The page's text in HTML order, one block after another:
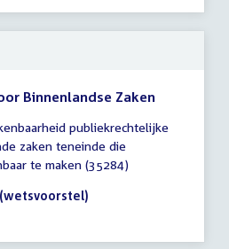
Binnenlandse Zaken
publiekrechtelijke
zaken teneinde die
te maken (35284)